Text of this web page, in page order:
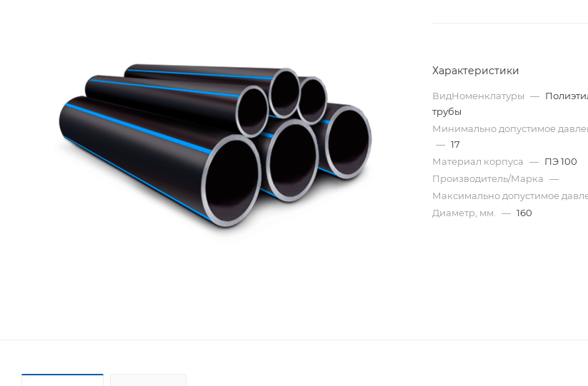
Характеристики
ВидНоменклатуры —
трубы
Минимально допустимое
— 17
Материал корпуса — ПЭ 100
Производитель/Марка —
Максимально допустимое
Диаметр, мм.
— 160